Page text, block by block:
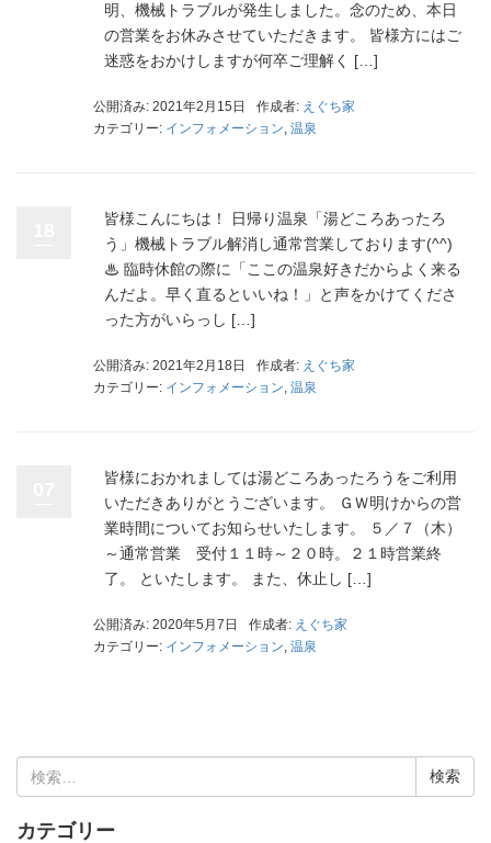
明、機械トラブルが発生しました。念のため、本日
の営業をお休みさせていただきます。 皆様方にはご
迷惑をおかけしますが何卒ご理解く […]
公開済み: 2021年2月15日 作成者: えぐち家
カテゴリー: インフォメーション, 温泉
皆様こんにちは！ 日帰り温泉「湯どころあったろ
う」機械トラブル解消し通常営業しております(^^)
♨ 臨時休館の際に「ここの温泉好きだからよく来る
んだよ。早く直るといいね！」と声をかけてくださ
った方がいらっし […]
公開済み: 2021年2月18日 作成者: えぐち家
カテゴリー: インフォメーション, 温泉
皆様におかれましては湯どころあったろうをご利用
いただきありがとうございます。 ＧＷ明けからの営
業時間についてお知らせいたします。 ５／７（木）
～通常営業 受付１１時～２０時。２１時営業終
了。 といたします。 また、休止し […]
公開済み: 2020年5月7日 作成者: えぐち家
カテゴリー: インフォメーション, 温泉
索:
カテゴリー